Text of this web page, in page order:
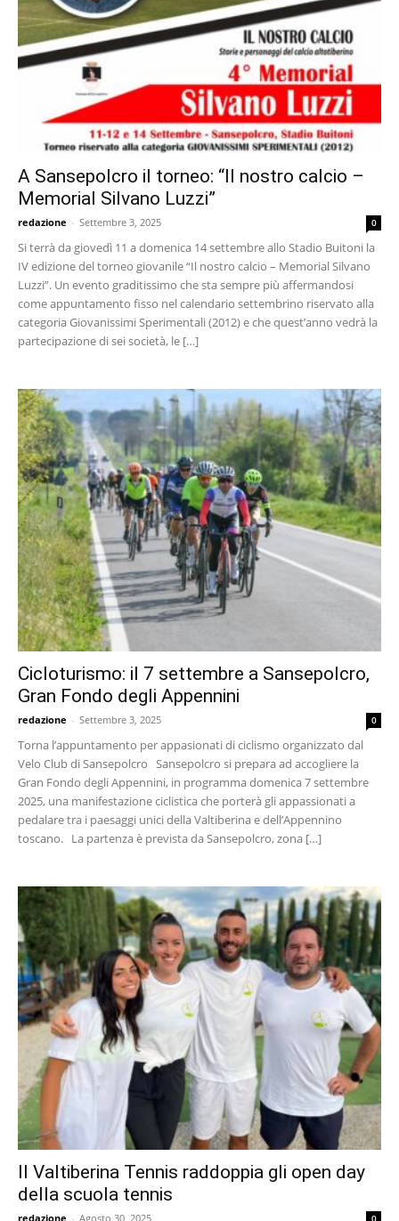
A Sansepolcro il torneo: “Il nostro calcio –
Memorial Silvano Luzzi”
redazione - Settembre 3, 2025 0
Si terrà da giovedì 11 a domenica 14 settembre allo Stadio Buitoni la
IV edizione del torneo giovanile “Il nostro calcio – Memorial Silvano
Luzzi”. Un evento graditissimo che sta sempre più affermandosi
come appuntamento fisso nel calendario settembrino riservato alla
categoria Giovanissimi Sperimentali (2012) e che quest’anno vedrà la
partecipazione di sei società, le […]
Cicloturismo: il 7 settembre a Sansepolcro,
Gran Fondo degli Appennini
redazione - Settembre 3, 2025 0
Torna l’appuntamento per appasionati di ciclismo organizzato dal
Velo Club di Sansepolcro Sansepolcro si prepara ad accogliere la
Gran Fondo degli Appennini, in programma domenica 7 settembre
2025, una manifestazione ciclistica che porterà gli appassionati a
pedalare tra i paesaggi unici della Valtiberina e dell’Appennino
toscano. La partenza è prevista da Sansepolcro, zona […]
Il Valtiberina Tennis raddoppia gli open day
della scuola tennis
redazione - Agosto 30, 2025